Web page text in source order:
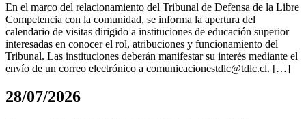
En el marco del relacionamiento del Tribunal de Defensa de la Libre
Competencia con la comunidad, se informa la apertura del
calendario de visitas dirigido a instituciones de educación superior
interesadas en conocer el rol, atribuciones y funcionamiento del
Tribunal. Las instituciones deberán manifestar su interés mediante el
envío de un correo electrónico a comunicacionestdlc@tdlc.cl. […]
28/07/2026